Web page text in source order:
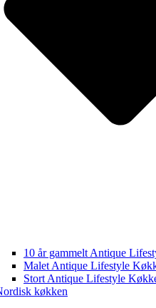
10 år gammelt Antique
Malet Antique Lifestyle
Stort Antique Lifestyle
køkken